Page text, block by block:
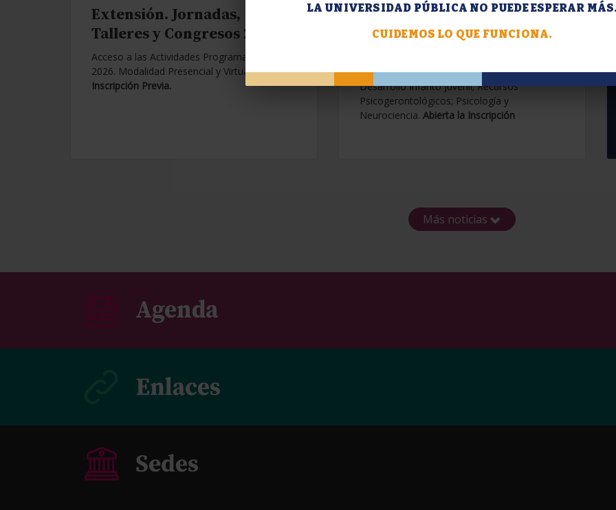
LA UNIVERSIDAD PÚBLICA NO PUEDE ESPERAR
CUIDEMOS LO QUE FUNCIONA.
Extensión. Jornadas,
Talleres y Congresos 2026.
Acceso a las Actividades Programadas para
2026. Modalidad Presencial y Virtual.Con
Inscripción Previa.
Extensión. Diplomaturas
2026.
Contemporáneas; Problemáticas en el
Desarrollo Infanto Juvenil; Recursos
Psicogerontológicos; Psicología y
Neurociencia. Abierta la Inscripción
Más noticias